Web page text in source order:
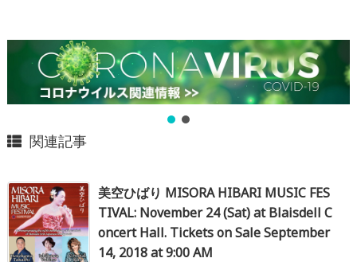
関連記事
美空ひばり MISORA HIBARI MUSIC FES
TIVAL: November 24 (Sat) at Blaisdell C
oncert Hall. Tickets on Sale September
14, 2018 at 9:00 AM